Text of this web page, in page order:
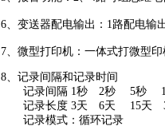
6、变送器配电输出：1路配电输
7、微型打印机：一体式打微型
8、记录间隔和记录时间
记录间隔 1秒 2秒 5秒
记录长度 3天 6天 15天
记录模式：循环记录